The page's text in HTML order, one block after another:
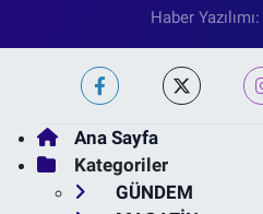
Haber Yazılımı:
Ana Sayfa
Kategoriler
GÜNDEM